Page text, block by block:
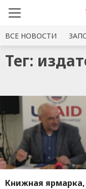
ВСЕ НОВОСТИ
Тег:
Книжная